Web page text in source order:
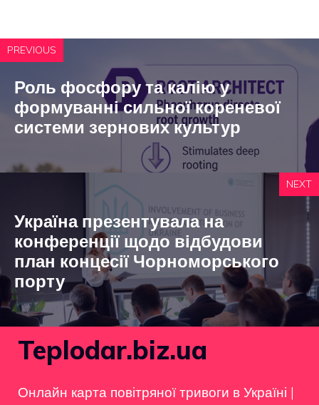
PREVIOUS
Роль фосфору та калію у
формуванні сильної кореневої
системи зернових культур
NEXT
Україна презентувала на
конференції щодо відбудови
план концесії Чорноморського
порту
Teplodar.biz.ua
Онлайн карта повітряної тривоги в Україні |